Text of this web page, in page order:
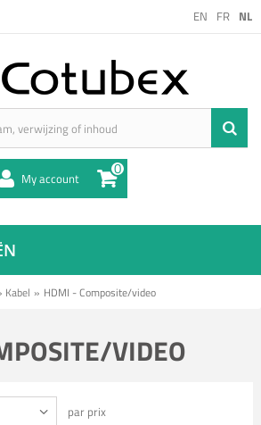
EN FR NL
My account 0
Kabel » HDMI - Composite/video
VIDEO
par prix